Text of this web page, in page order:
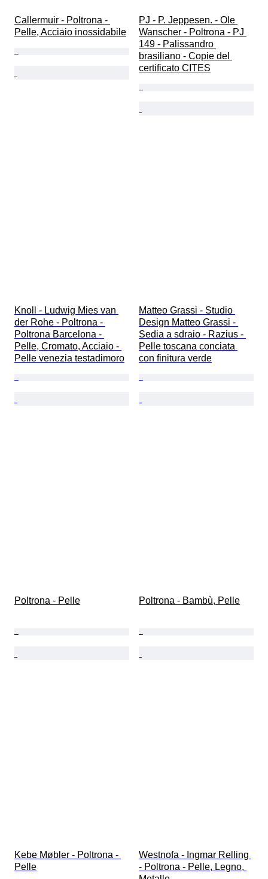
Callermuir - Poltrona -
Pelle, Acciaio inossidabile
PJ - P. Jeppesen. - Ole
Wanscher - Poltrona - PJ
149 - Palissandro
brasiliano - Copie del
certificato CITES
Knoll - Ludwig Mies van
der Rohe - Poltrona -
Poltrona Barcelona -
Pelle, Cromato, Acciaio -
Pelle venezia testadimoro
Matteo Grassi - Studio
Design Matteo Grassi -
Sedia a sdraio - Razius -
Pelle toscana conciata
con finitura verde
Poltrona - Pelle Poltrona - Bambù, Pelle
Kebe Møbler - Poltrona -
Pelle
Westnofa - Ingmar Relling
- Poltrona - Pelle, Legno,